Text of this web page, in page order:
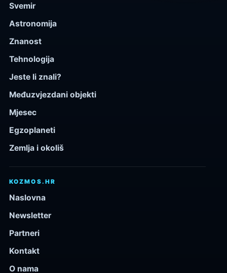
Svemir
Astronomija
Znanost
Tehnologija
Jeste li znali?
Međuzvjezdani objekti
Mjesec
Egzoplaneti
Zemlja i okoliš
KOZMOS.HR
Naslovna
Newsletter
Partneri
Kontakt
O nama